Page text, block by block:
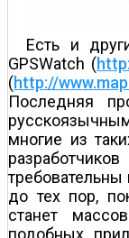
Есть и
GPSWatch (
(http://
Последняя
многие из
требовательны
до тех пор,
станет